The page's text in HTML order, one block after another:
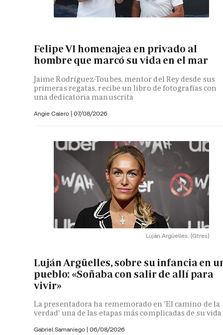
Felipe VI homenajea en privado al
hombre que marcó su vida en el mar
Jaime Rodríguez-Toubes, mentor del Rey desde sus
primeras regatas, recibe un libro de fotografías con
una dedicatoria manuscrita
Angie Calero | 07/08/2026
Luján Argüelles. (Gtres)
Luján Argüelles, sobre su infancia en
pueblo: «Soñaba con salir de allí para
vivir»
La presentadora ha rememorado en 'El camino de la
verdad' una de las etapas más complicadas de su vida
Gabriel Samaniego | 06/08/2026